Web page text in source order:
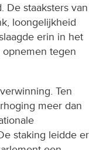
De staaksters van
loongelijkheid
erin in het
tegen
Ten
meer dan
staking leidde er